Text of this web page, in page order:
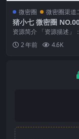
微密圈 微密圈渠道
猪小七 微密圈
资源简介 「资源描述」
小七 微密圈 NO.005期
V】 ...2 年前 4.6K